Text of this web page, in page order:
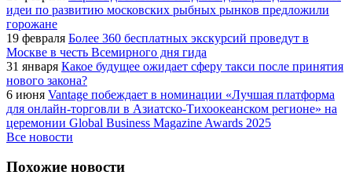
идеи по развитию московских рыбных рынков предложили
горожане
19 февраля Более 360 бесплатных экскурсий проведут в
Москве в честь Всемирного дня гида
31 января Какое будущее ожидает сферу такси после принятия
нового закона?
6 июня Vantage побеждает в номинации «Лучшая платформа
для онлайн-торговли в Азиатско-Тихоокеанском регионе» на
церемонии Global Business Magazine Awards 2025
Все новости
Похожие новости